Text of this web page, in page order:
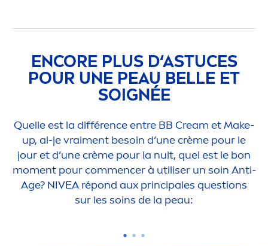
ENCORE PLUS D‘ASTUCES
POUR UNE PEAU BELLE ET
SOIGNÉE
Quelle est la différence entre BB Cream et Make-
up, ai-je vraiment besoin d‘une crème pour le
jour et d‘une crème pour la nuit, quel est le bon
moment pour commencer à utiliser un soin Anti-
Age? NIVEA répond aux principales questions
sur les soins de la peau: